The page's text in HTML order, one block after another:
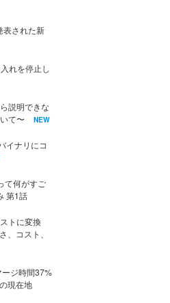
表された新
れを停止し
説明できな
て〜
NEW
イナリにコ
て何がすご
第1話
トに変換
コスト、
ジ時間37%
現在地